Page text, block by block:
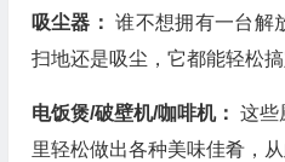
吸尘器：谁不想拥有一台解
扫地还是吸尘，它都能轻松搞
电饭煲/破壁机/咖啡机： 这些
里轻松做出各种美味佳肴，从